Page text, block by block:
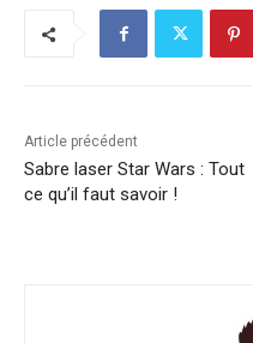
Article précédent
Sabre laser Star Wars : Tout
ce qu’il faut savoir !